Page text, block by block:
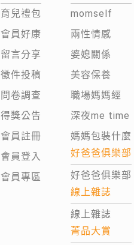
育兒禮包
會員好康
留言分享
徵件投稿
問卷調查
得獎公告
會員註冊
會員登入
會員專區
momself
兩性情感
婆媳關係
美容保養
職場媽媽經
深夜me time
媽媽包裝什麼
好爸爸俱樂部
好爸爸俱樂部
線上雜誌
線上雜誌
菁品大賞